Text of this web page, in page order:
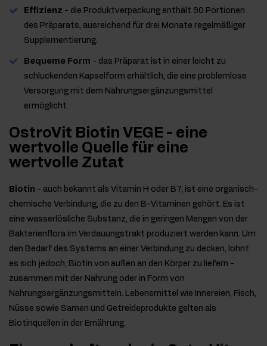
Effizienz - die Produktverpackung enthält 90 Portionen
des Präparats, ausreichend für drei Monate regelmäßiger
Supplementierung.
Bequeme Form - das Präparat ist in einer leicht zu
schluckenden Kapselform erhältlich, die eine problemlose
Versorgung mit dem Nahrungsergänzungsmittel
ermöglicht.
OstroVit Biotin VEGE - eine
wertvolle Quelle für eine
wertvolle Zutat
Biotin - auch bekannt als Vitamin H oder B7, ist eine organisch-
chemische Verbindung, die zu den B-Vitaminen gehört. Es ist
eine wasserlösliche Substanz, die in geringen Mengen von der
Bakterienflora im Verdauungstrakt produziert werden kann. Um
den Bedarf des Systems an einer Verbindung zu decken, lohnt
es sich jedoch, Biotin von außen an den Körper zu liefern -
zusammen mit der Nahrung oder in Form von
Nahrungsergänzungsmitteln. Lebensmittel wie Innereien, Fisch,
Nüsse sowie Samen und Getreideprodukte gelten als
Biotinquellen in der Ernährung.